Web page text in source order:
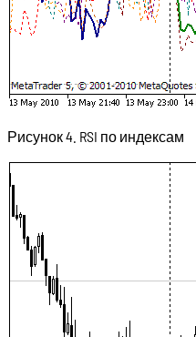
Рисунок 4. RSI по индексам